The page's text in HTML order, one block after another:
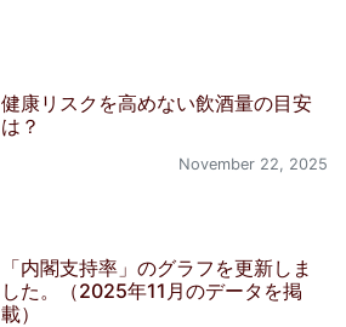
健康リスクを高めない飲酒量の目安
は？
November 22, 2025
「内閣支持率」のグラフを更新しま
した。（2025年11月のデータを掲
載）